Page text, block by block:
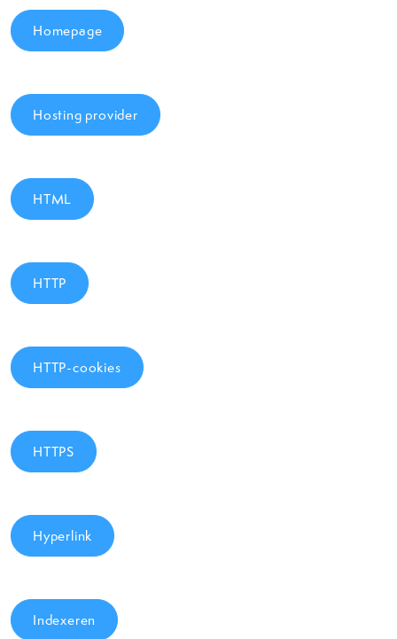
Homepage
Hosting provider
HTML
HTTP
HTTP-cookies
HTTPS
Hyperlink
Indexeren